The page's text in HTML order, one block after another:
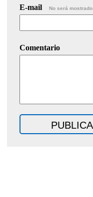
E-mail No será mostrado.
Comentario